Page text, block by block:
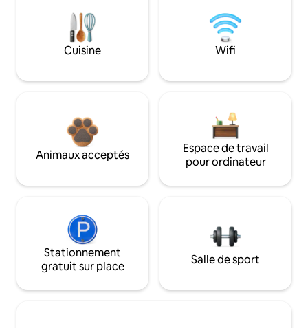
Cuisine Wifi
Animaux acceptés
Espace de travail
pour ordinateur
Stationnement
gratuit sur place
Salle de sport